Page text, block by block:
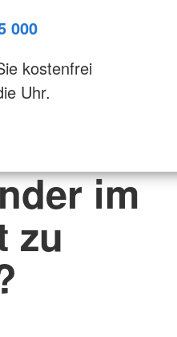
000
kostenfrei
Uhr.
im
zu